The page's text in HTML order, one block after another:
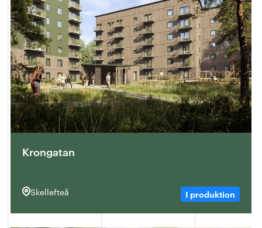
Krongatan
Skellefteå I produktion